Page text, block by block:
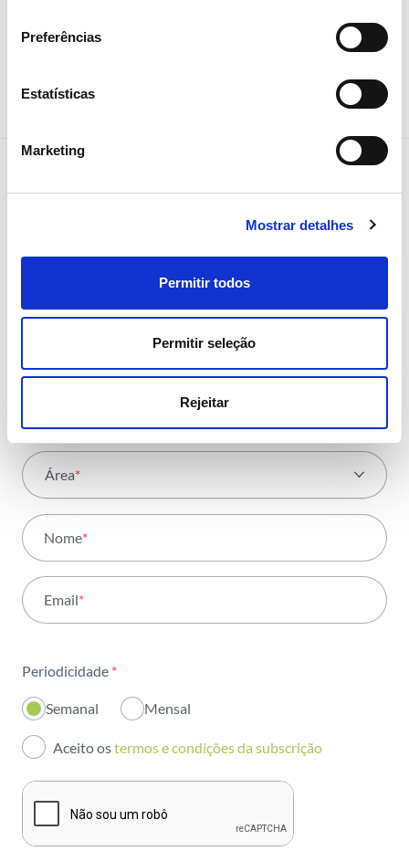
Preferências
Estatísticas
Marketing
Mostrar detalhes
Permitir todos
Permitir seleção
Rejeitar
Receba todos os detalhes da
tendências e notícias que
partilhamos
com toda a energia
Área*
Atividade
Institucional
Inovação
Investidores
Publicações
Nome*
Email*
Periodicidade *
Semanal Mensal
Aceito ostermos e condições da subscrição